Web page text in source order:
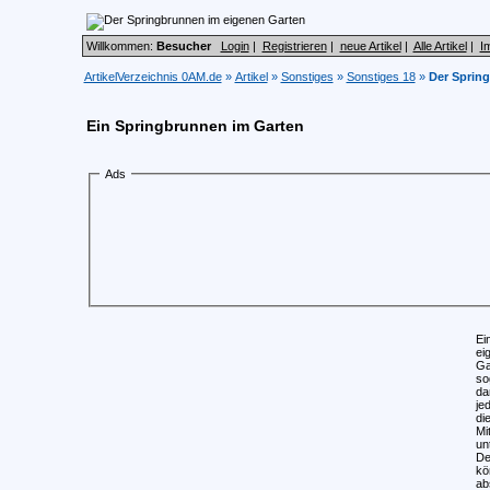
Willkommen: Besucher Login| Registrieren| neue Artikel| Alle Artikel|
ArtikelVerzeichnis 0AM.de» Artikel» Sonstiges » Sonstiges 18» Der
Ein Springbrunnen im Garten
Ads